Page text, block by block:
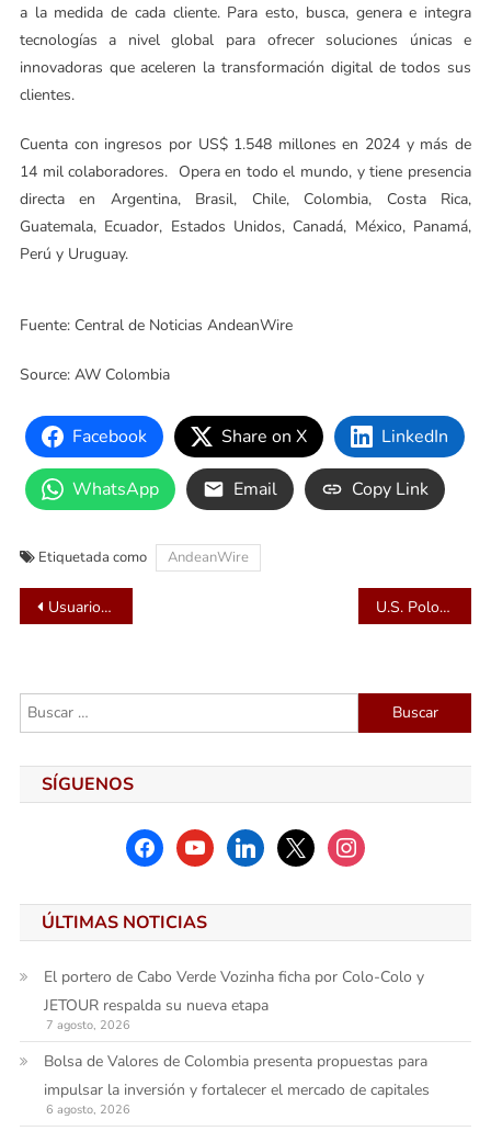
a la medida de cada cliente. Para esto, busca, genera e integra
tecnologías a nivel global para ofrecer soluciones únicas e
innovadoras que aceleren la transformación digital de todos sus
clientes.
Cuenta con ingresos por US$ 1.548 millones en 2024 y más de
14 mil colaboradores. Opera en todo el mundo, y tiene presencia
directa en Argentina, Brasil, Chile, Colombia, Costa Rica,
Guatemala, Ecuador, Estados Unidos, Canadá, México, Panamá,
Perú y Uruguay.
Fuente: Central de Noticias AndeanWire
Source: AW Colombia
Facebook Share on X LinkedIn
WhatsApp Email Copy Link
Etiquetada como AndeanWire
Navegación
entradas
Usuarios prepago en Colombia pueden ahorrar hasta $270,000 anuales con los planes digitales de Swift Móvil U.S. Polo Assn. celebra su patrocinio principal del Pacific Coast Open en Santa Barbara Polo & Racquet Club
Buscar:
SÍGUENOS
facebookyoutubelinkedinx instagram
ÚLTIMAS NOTICIAS
El portero de Cabo Verde Vozinha ficha por Colo-Colo y
JETOUR respalda su nueva etapa
7 agosto, 2026
Bolsa de Valores de Colombia presenta propuestas para
impulsar la inversión y fortalecer el mercado de capitales
6 agosto, 2026